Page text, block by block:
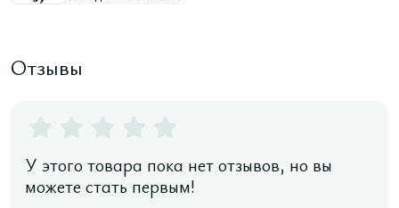
Отзывы
У этого товара пока нет отзывов, но вы
можете стать первым!